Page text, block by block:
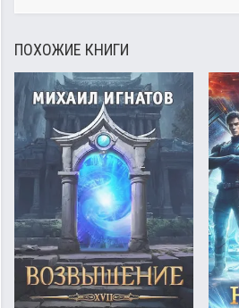
ПОХОЖИЕ КНИГИ